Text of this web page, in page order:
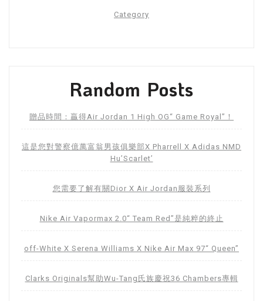
Category
Random Posts
贈品時間：贏得Air Jordan 1 High OG“ Game Royal”！
這是您對警察億萬富翁男孩俱樂部X Pharrell X Adidas NMD
Hu’Scarlet’
您需要了解有關Dior X Air Jordan服裝系列
Nike Air Vapormax 2.0“ Team Red”是純粹的終止
off-White X Serena Williams X Nike Air Max 97“ Queen”
Clarks Originals幫助Wu-Tang氏族慶祝36 Chambers專輯